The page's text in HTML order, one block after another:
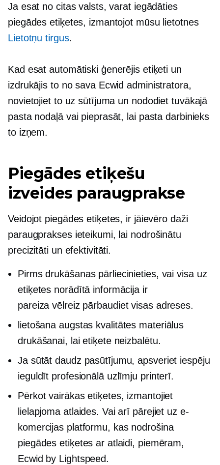
Ja esat no citas valsts, varat iegādāties
piegādes etiķetes, izmantojot mūsu lietotnes
Lietotņu tirgus.
Kad esat automātiski ģenerējis etiķeti un
izdrukājis to no sava Ecwid administratora,
novietojiet to uz sūtījuma un nododiet tuvākajā
pasta nodaļā vai pieprasāt, lai pasta darbinieks
to izņem.
Piegādes etiķešu
izveides paraugprakse
Veidojot piegādes etiķetes, ir jāievēro daži
paraugprakses ieteikumi, lai nodrošinātu
precizitāti un efektivitāti.
Pirms drukāšanas pārliecinieties, vai visa uz
etiķetes norādītā informācija ir
pareizavēlreiz pārbaudietvisas adreses.
lietošanaaugstas kvalitātes materiālus
drukāšanai, lai etiķete neizbalētu.
Ja sūtāt daudz pasūtījumu, apsveriet iespēju
ieguldīt profesionālā uzlīmju printerī.
Pērkot vairākas etiķetes, izmantojiet
lielapjoma atlaides. Vai arī pārejiet uz e-
komercijas platformu, kas nodrošina
piegādes etiķetes ar atlaidi, piemēram,
Ecwid by Lightspeed.